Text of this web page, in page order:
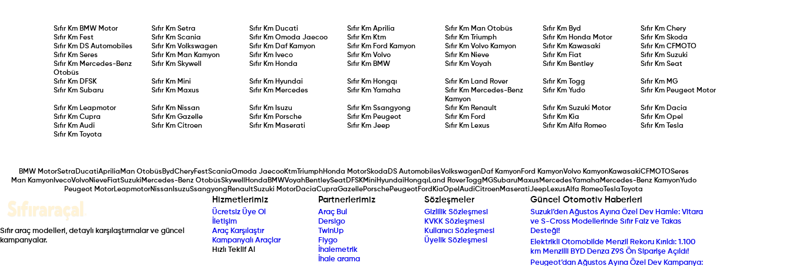
Sıfır Km BMW Motor Sıfır KmSetra Sıfır Km Ducati Sıfır Km Aprilia Sıfır Km Man Otobüs Sıfır Km Byd Sıfır Km Chery
Sıfır Km Fest Sıfır KmScania Sıfır KmOmoda Jaecoo Sıfır Km Ktm Sıfır Km Triumph Sıfır Km Honda Motor Sıfır Km Skoda
Sıfır Km DS Automobiles Sıfır KmVolkswagen Sıfır Km Daf Kamyon Sıfır Km Ford Kamyon Sıfır Km Volvo Kamyon Sıfır Km Kawasaki Sıfır Km CFMOTO
Sıfır KmSeres Sıfır Km Man Kamyon Sıfır Km Iveco Sıfır Km Volvo Sıfır Km Nieve Sıfır Km Fiat Sıfır Km Suzuki
Sıfır Km Mercedes-Benz
Otobüs
Sıfır KmSkywell Sıfır Km Honda Sıfır Km BMW Sıfır Km Voyah Sıfır Km Bentley Sıfır Km Seat
Sıfır Km DFSK Sıfır Km Mini Sıfır Km Hyundai Sıfır Km Hongqı Sıfır Km Land Rover Sıfır Km Togg Sıfır Km MG
Sıfır KmSubaru Sıfır Km Maxus Sıfır Km Mercedes Sıfır Km Yamaha Sıfır Km Mercedes-Benz
Kamyon
Sıfır Km Yudo Sıfır Km Peugeot Motor
Sıfır Km Leapmotor Sıfır Km Nissan Sıfır Km Isuzu Sıfır Km Ssangyong Sıfır Km Renault Sıfır Km Suzuki Motor Sıfır Km Dacia
Sıfır KmCupra Sıfır KmGazelle Sıfır Km Porsche Sıfır Km Peugeot Sıfır Km Ford Sıfır Km Kia Sıfır Km Opel
Sıfır KmAudi Sıfır KmCitroen Sıfır Km Maserati Sıfır Km Jeep Sıfır Km Lexus Sıfır Km Alfa Romeo Sıfır Km
Tesla
Sıfır Km
Toyota
BMW MotorSetra DucatiAprilia Man Otobüs BydCheryFestScaniaOmoda JaecooKtmTriumphHonda MotorSkoda DS AutomobilesVolkswagenDaf KamyonFord KamyonVolvo KamyonKawasakiCFMOTOSeres
Man KamyonIvecoVolvoNieveFiatSuzuki Mercedes-Benz OtobüsSkywell Honda BMWVoyahBentleySeatDFSKMini Hyundai Hongqı Land RoverTogg MGSubaruMaxus MercedesYamaha Mercedes-Benz KamyonYudo
Peugeot MotorLeapmotorNissan IsuzuSsangyong RenaultSuzuki MotorDaciaCupraGazellePorschePeugeotFord KiaOpel AudiCitroenMaseratiJeep LexusAlfa Romeo Tesla Toyota
Sıfır araç modelleri, detaylı karşılaştırmalar ve güncel
kampanyalar.
Hizmetlerimiz
Ücretsiz Üye Ol
İletişim
Araç Karşılaştır
Kampanyalı Araçlar
Hızlı Teklif Al
Partnerlerimiz
Araç Bul
Dersigo
TwinUp
Fiygo
İhalemetrik
İhale arama
Sözleşmeler
Gizlilik Sözleşmesi
KVKK Sözleşmesi
Kullanıcı Sözleşmesi
Üyelik Sözleşmesi
Güncel Otomotiv Haberleri
Suzuki’den Ağustos Ayına Özel Dev Hamle: Vitara
ve S-Cross Modellerinde Sıfır Faiz ve Takas
Desteği!
Elektrikli Otomobilde Menzil Rekoru Kırıldı: 1.100
km Menzilli BYD Denza Z9S Ön Siparişe Açıldı!
Peugeot’dan Ağustos Ayına Özel Dev Kampanya: